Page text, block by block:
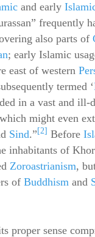
and early
frequently
also parts of
; early Islamic
east of western
termed ‘
in a vast and ill-
might even
Sind.” [2] Before
inhabitants of
Zoroastrianism,
of Buddhism and
proper sense